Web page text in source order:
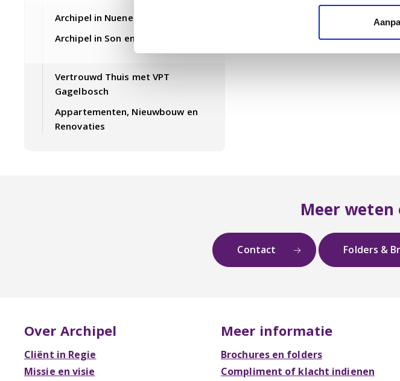
Archipel in Nuenen
Archipel in Son en Breugel
Vertrouwd Thuis met VPT
Gagelbosch
Appartementen, Nieuwbouw en
Renovaties
Meer weten
Contact Folders &
Over Archipel
Cliënt in Regie
Missie en visie
Meer informatie
Brochures en folders
Compliment of klacht indienen